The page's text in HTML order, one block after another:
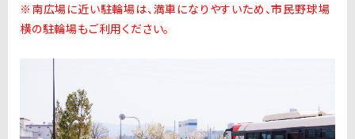
※南広場に近い駐輪場は、満車になりやすいため、市民野球場
横の駐輪場もご利用ください。